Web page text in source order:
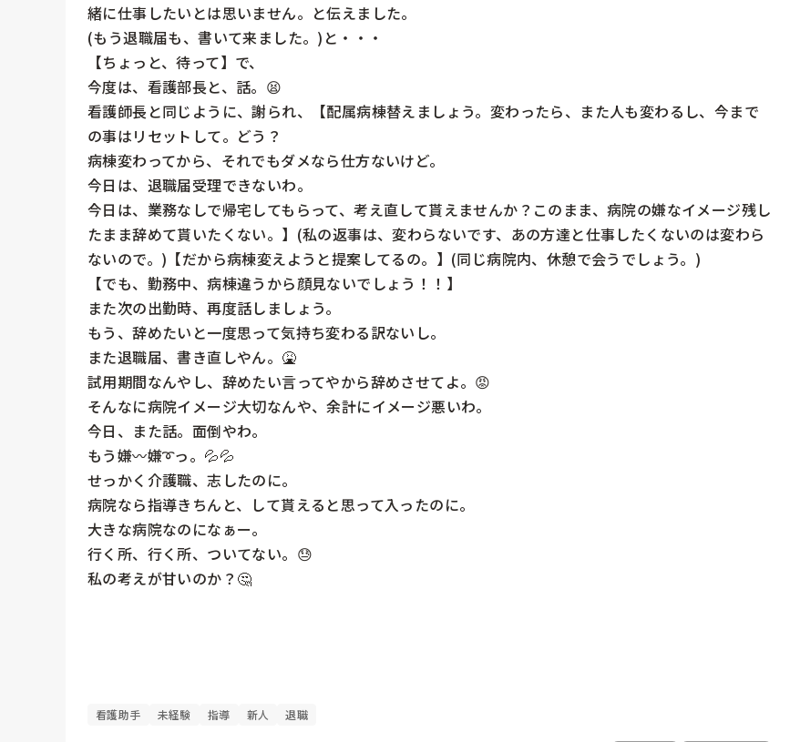
緒に仕事したいとは思いません。と伝えました。
(もう退職届も、書いて来ました。)と・・・
【ちょっと、待って】で、
今度は、看護部長と、話。😫
看護師長と同じように、謝られ、【配属病棟替えましょう。変わったら、また人も変わるし、今まで
の事はリセットして。どう？
病棟変わってから、それでもダメなら仕方ないけど。
今日は、退職届受理できないわ。
今日は、業務なしで帰宅してもらって、考え直して貰えませんか？このまま、病院の嫌なイメージ残し
たまま辞めて貰いたくない。】(私の返事は、変わらないです、あの方達と仕事したくないのは変わら
ないので。)【だから病棟変えようと提案してるの。】(同じ病院内、休憩で会うでしょう。)
【でも、勤務中、病棟違うから顔見ないでしょう！！】
また次の出勤時、再度話しましょう。
もう、辞めたいと一度思って気持ち変わる訳ないし。
また退職届、書き直しやん。🤮
試用期間なんやし、辞めたい言ってやから辞めさせてよ。😡
そんなに病院イメージ大切なんや、余計にイメージ悪いわ。
今日、また話。面倒やわ。
もう嫌〰️嫌➰っ。💦💦
せっかく介護職、志したのに。
病院なら指導きちんと、して貰えると思って入ったのに。
大きな病院なのになぁー。
行く所、行く所、ついてない。😓
私の考えが甘いのか？🤔
看護助手 未経験 指導 新人 退職